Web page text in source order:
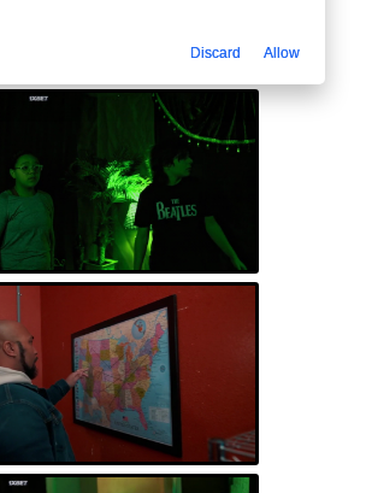
Discard Allow